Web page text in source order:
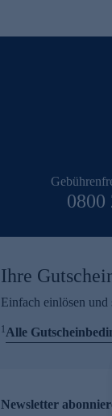
0800
Ihre
Einfach einlösen und
1Alle
Newsletter